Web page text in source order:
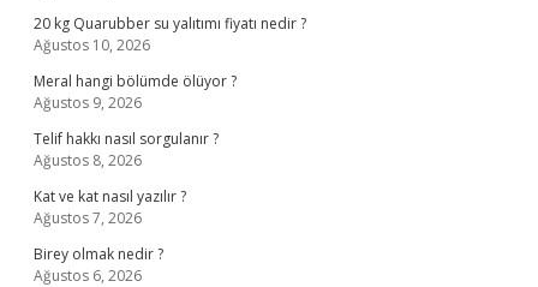
20 kg Quarubber su yalıtımı fiyatı nedir ?
Ağustos 10, 2026
Meral hangi bölümde ölüyor ?
Ağustos 9, 2026
Telif hakkı nasıl sorgulanır ?
Ağustos 8, 2026
Kat ve kat nasıl yazılır ?
Ağustos 7, 2026
Birey olmak nedir ?
Ağustos 6, 2026